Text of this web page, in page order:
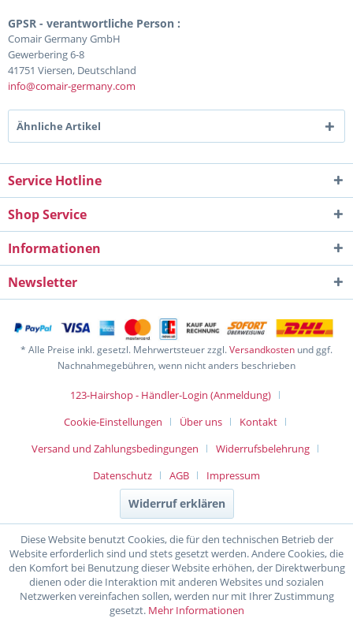
GPSR - verantwortliche Person :
Comair Germany GmbH
Gewerbering 6-8
41751 Viersen, Deutschland
info@comair-germany.com
Ähnliche Artikel
Service Hotline
Shop Service
Informationen
Newsletter
* Alle Preise inkl. gesetzl. Mehrwertsteuer zzgl.Versandkosten und ggf.
Nachnahmegebühren, wenn nicht anders beschrieben
123-Hairshop - Händler-Login (Anmeldung)
Cookie-Einstellungen
Über uns
Kontakt
Versand und Zahlungsbedingungen
Widerrufsbelehrung
Datenschutz
AGB Impressum
Widerruf erklären
Diese Website benutzt Cookies, die für den technischen Betrieb der
Website erforderlich sind und stets gesetzt werden. Andere Cookies, die
den Komfort bei Benutzung dieser Website erhöhen, der Direktwerbung
dienen oder die Interaktion mit anderen Websites und sozialen
Netzwerken vereinfachen sollen, werden nur mit Ihrer Zustimmung
gesetzt. Mehr Informationen